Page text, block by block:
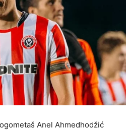
Anel Ahmedhodžić